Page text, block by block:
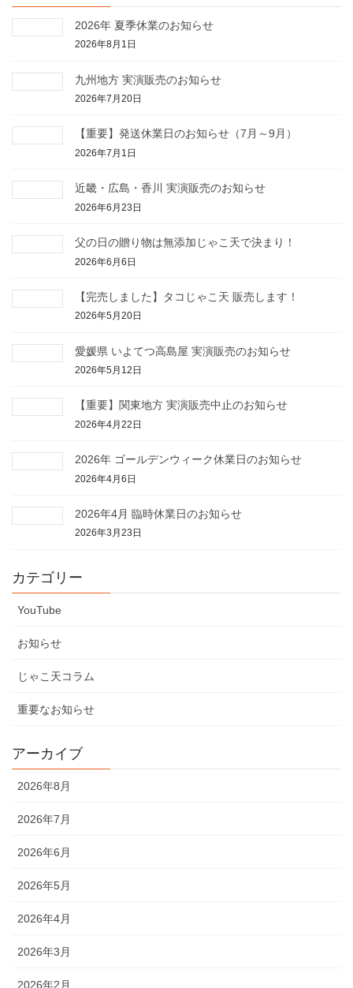
2026年 夏季休業のお知らせ
2026年8月1日
九州地方 実演販売のお知らせ
2026年7月20日
【重要】発送休業日のお知らせ（7月～9月）
2026年7月1日
近畿・広島・香川 実演販売のお知らせ
2026年6月23日
父の日の贈り物は無添加じゃこ天で決まり！
2026年6月6日
【完売しました】タコじゃこ天 販売します！
2026年5月20日
愛媛県 いよてつ高島屋 実演販売のお知らせ
2026年5月12日
【重要】関東地方 実演販売中止のお知らせ
2026年4月22日
2026年 ゴールデンウィーク休業日のお知らせ
2026年4月6日
2026年4月 臨時休業日のお知らせ
2026年3月23日
カテゴリー
YouTube
お知らせ
じゃこ天コラム
重要なお知らせ
アーカイブ
2026年8月
2026年7月
2026年6月
2026年5月
2026年4月
2026年3月
2026年2月